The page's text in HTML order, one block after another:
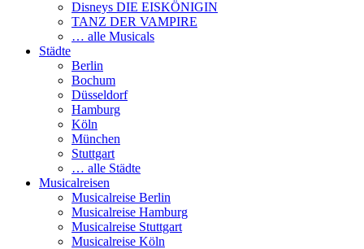
Disneys DIE EISKÖNIGIN
TANZ DER VAMPIRE
… alle Musicals
Städte
Berlin
Bochum
Düsseldorf
Hamburg
Köln
München
Stuttgart
… alle Städte
Musicalreisen
Musicalreise Berlin
Musicalreise Hamburg
Musicalreise Stuttgart
Musicalreise Köln